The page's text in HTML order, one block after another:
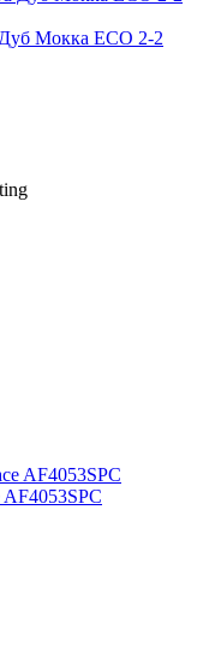
Мокка ECO 2-2
AF4053SPC